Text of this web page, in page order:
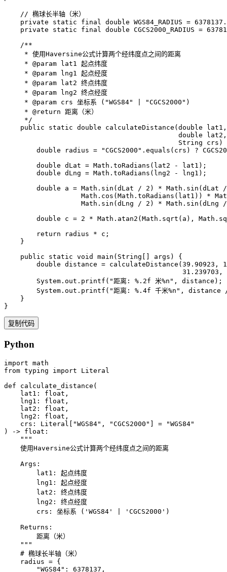
    // 椭球长半轴（米）
private static final double WGS84_RADIUS =
private static final double CGCS2000_RADIUS =
    /**
     * 使用Haversine公式计算两个经纬度点之间的距离
     * @param lat1 起点纬度
     * @param lng1 起点经度
     * @param lat2 终点纬度
     * @param lng2 终点经度
     * @param crs 坐标系 ("WGS84" | "CGCS2000")
     * @return 距离（米）
     */
public static double calculateDistance(double
double
String crs)
double radius = "CGCS2000".equals(crs) ?
        double dLat = Math.toRadians(lat2 - lat1);
        double dLng = Math.toRadians(lng2 - lng1);
double a = Math.sin(dLat / 2) * Math.sin(dLat
Math.cos(Math.toRadians(lat1)) *
Math.sin(dLng / 2) * Math.sin(dLng
double c = 2 * Math.atan2(Math.sqrt(a),
        return radius * c;
    }
    public static void main(String[] args) {
double distance = calculateDistance(39.90923,
31.239703,
        System.out.printf("距离: %.2f 米%n", distance);
System.out.printf("距离: %.4f 千米%n", distance
    }
}
复制代码
Python
import math
from typing import Literal
def calculate_distance(
    lat1: float,
    lng1: float,
    lat2: float,
    lng2: float,
    crs: Literal["WGS84", "CGCS2000"] = "WGS84"
) -> float:
    """
    使用Haversine公式计算两个经纬度点之间的距离
    Args:
        lat1: 起点纬度
        lng1: 起点经度
        lat2: 终点纬度
        lng2: 终点经度
        crs: 坐标系 ('WGS84' | 'CGCS2000')
    Returns:
        距离（米）
    """
    # 椭球长半轴（米）
    radius = {
        "WGS84": 6378137,